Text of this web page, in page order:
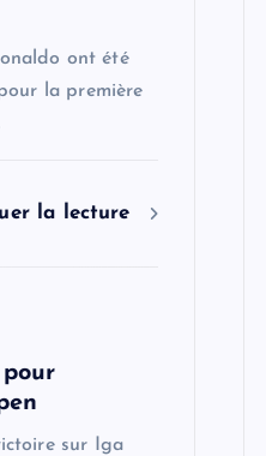
ont été
la première
la lecture
sur Iga